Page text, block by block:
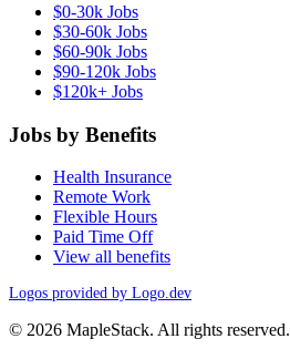
$0-30k Jobs
$30-60k Jobs
$60-90k Jobs
$90-120k Jobs
$120k+ Jobs
Jobs by Benefits
Health Insurance
Remote Work
Flexible Hours
Paid Time Off
View all benefits
Logos provided by Logo.dev
© 2026 MapleStack. All rights reserved.